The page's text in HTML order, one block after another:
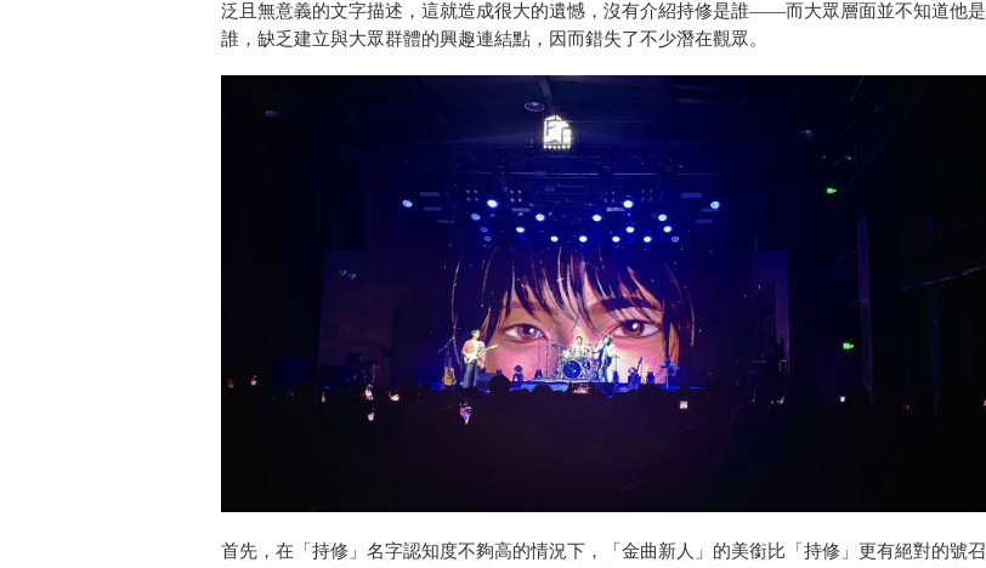
泛且無意義的文字描述，這就造成很大的遺憾，沒有介紹持修是誰——而大眾層面並不知道他是
誰，缺乏建立與大眾群體的興趣連結點，因而錯失了不少潛在觀眾。
首先，在「持修」名字認知度不夠高的情況下，「金曲新人」的美銜比「持修」更有絕對的號召